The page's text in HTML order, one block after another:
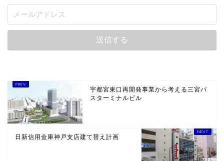
宇都宮東口再開発事業から考える三宮バ
スターミナルビル
日新信用金庫神戸支店建て替え計画